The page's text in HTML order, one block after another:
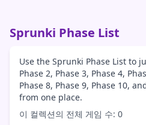
Sprunki Phase List
Use the Sprunki Phase List to
Phase 2, Phase 3, Phase 4,
Phase 8, Phase 9, Phase 10,
from one place.
이 컬렉션의 전체 게임 수: 0